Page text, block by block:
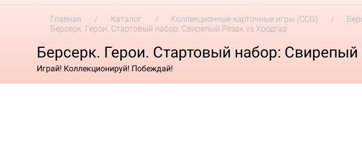
Главная Каталог Коллекционные карточные игры (CCG)
Берсерк. Герои. Стартовый набор: Свирепый Резак vs Хродгар
Берсерк. Герои. Стартовый набор: Свирепый
Играй! Коллекционируй! Побеждай!